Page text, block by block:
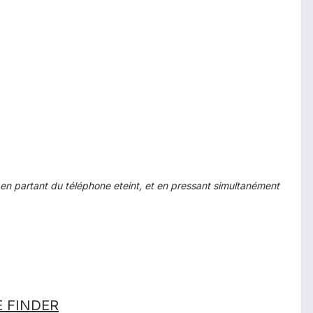
partant du téléphone eteint, et en pressant simultanément
FINDER